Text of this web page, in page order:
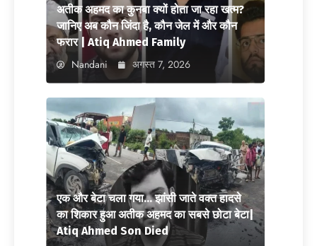
अतीक अहमद का कुनबा क्यों होता जा रहा खत्म?
जानिए अब कौन जिंदा है, कौन जेल में और कौन
फरार | Atiq Ahmed Family
Nandani अगस्त 7, 2026
एक और बेटा चला गया… झांसी जाते वक्त हादसे
का शिकार हुआ अतीक अहमद का सबसे छोटा बेटा|
Atiq Ahmed Son Died